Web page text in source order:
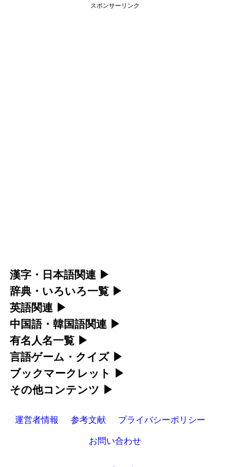
スポンサーリンク
漢字・日本語関連 ▶
漢字の読み方検索、手書き入力、書き順練習な
ど、日本語学習に役立つツールを集めていま
す。
人名漢字辞典 - 読み方検索
手書き漢字入力
辞典・いろいろ一覧 ▶
部首・画数別の漢字一覧、熟語辞典、地名・駅
名検索など、各種リファレンスツールです。
部首画数別漢字一覧
常用漢字一覧
画数別なまえ漢字一覧
英語関連 ▶
カタカナ語・略語の意味検索、発音記号、リス
ニング練習など英語学習ツールです。
カタカナ語の意味・発音・類語辞典
英語の発音記号一覧
英単語リスニングテスト
イメージ化する英単語の覚え方
中国語・韓国語関連 ▶
中国語のピンイン変換、韓国語の手書き入力な
ど、アジア言語学習ツールです。
手書き中国語入力 変換ツール
ピンイン一覧表
韓国語手書き入力
有名人名一覧 ▶
海外セレブやスポーツ選手の名前の読み方・発
音を確認できます。
言語ゲーム・クイズ ▶
四字熟語パズルや漢字クイズなど、楽しみなが
ら学べるゲームです。
漢字ゲーム一覧
有名人名前読みクイズ（毎日更新）
ブックマークレット ▶
ブラウザに登録して、どのサイトからでも漢字
漢字読み方検索ブックマークレット
英語・カタカナ語意味検索ブックマークレ
その他コンテンツ ▶
の便利ツールです。
運営者情報 参考文献
プライバシーポリシー
お問い合わせ